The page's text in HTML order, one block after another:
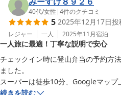
いました。40代/女性 |4件のクチコミ
5 2025年12月17日投
レジャー 一人 2025年11月宿泊
一人旅に最適！丁寧な説明で安心
チェックイン時に登山弁当の予約方
ました。
スーパーは徒歩10分、Googleマップ
11月から19時閉店と教えてもらい、
続きを読む